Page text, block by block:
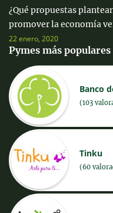
¿Qué propuestas
promover la economía
22 enero, 2020
Pymes más populares
Banco
(103
Tinku
(60